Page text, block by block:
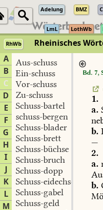
Adelung BMZ
LmL LothWb
RhWb
Rheinisches
A
B
C
D
E
F
G
H
I
J
K
L
M
Aus-schuss
Ein-schuss
Vor-schuss
Zu-schuss
Schuss-bartel
schuss-bergen
Schuss-blader
Schuss-brett
Schuss-büchse
Schuss-bruch
Schuss-dopp
Schuss-eidechse
Schuss-gabel
Schuss-geld
Bd. 7,
1.
a.
b.
—
2.
a.
b.